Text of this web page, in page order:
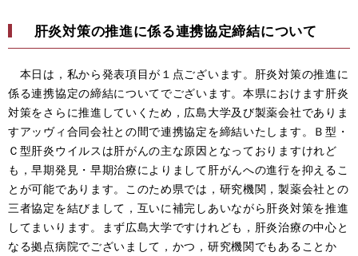
肝炎対策の推進に係る連携協定締結について
本日は，私から発表項目が１点ございます。肝炎対策の推進に
係る連携協定の締結についてでございます。本県におけます肝炎
対策をさらに推進していくため，広島大学及び製薬会社でありま
すアッヴィ合同会社との間で連携協定を締結いたします。Ｂ型・
Ｃ型肝炎ウイルスは肝がんの主な原因となっておりますけれど
も，早期発見・早期治療によりまして肝がんへの進行を抑えるこ
とが可能であります。このため県では，研究機関，製薬会社との
三者協定を結びまして，互いに補完しあいながら肝炎対策を推進
してまいります。まず広島大学ですけれども，肝炎治療の中心と
なる拠点病院でございまして，かつ，研究機関でもあることか